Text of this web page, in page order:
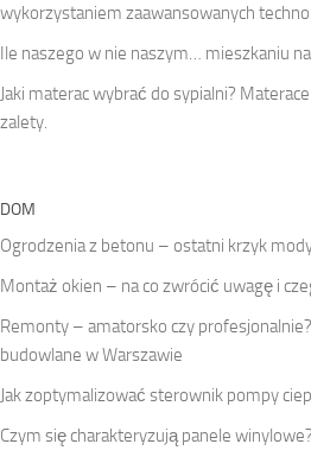
wykorzystaniem zaawansowanych
Ile naszego w nie naszym… mieszkaniu
Jaki materac wybrać do sypialni?
zalety.
DOM
Ogrodzenia z betonu – ostatni krzyk
Montaż okien – na co zwrócić uwagę i
Remonty – amatorsko czy
budowlane w Warszawie
Jak zoptymalizować sterownik pompy
Czym się charakteryzują panele winylowe?